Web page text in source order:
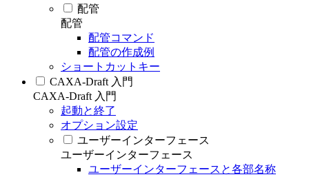
配管
配管
配管コマンド
配管の作成例
ショートカットキー
CAXA-Draft 入門
CAXA-Draft 入門
起動と終了
オプション設定
ユーザーインターフェース
ユーザーインターフェース
ユーザーインターフェースと各部名称